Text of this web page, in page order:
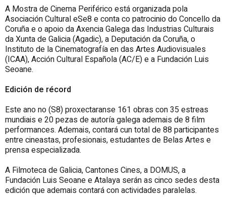
A Mostra de Cinema Periférico está organizada pola
Asociación Cultural eSe8 e conta co patrocinio do Concello da
Coruña e o apoio da Axencia Galega das Industrias Culturais
da Xunta de Galicia (Agadic), a Deputación da Coruña, o
Instituto de la Cinematografía en das Artes Audiovisuales
(ICAA), Acción Cultural Española (AC/E) e a Fundación Luis
Seoane.
Edición de récord
Este ano no (S8) proxectaranse 161 obras con 35 estreas
mundiais e 20 pezas de autoría galega ademais de 8 film
performances. Ademais, contará cun total de 88 participantes
entre cineastas, profesionais, estudantes de Belas Artes e
prensa especializada.
A Filmoteca de Galicia, Cantones Cines, a DOMUS, a
Fundación Luis Seoane e Atalaya serán as cinco sedes desta
edición que ademais contará con actividades paralelas.